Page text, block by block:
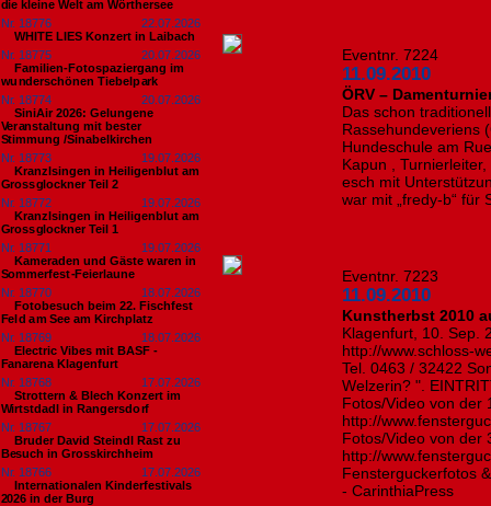
die kleine Welt am Wörthersee
Nr. 18776
22.07.2026
WHITE LIES Konzert in Laibach
Nr. 18775
20.07.2026
Familien-Fotospaziergang im
wunderschönen Tiebelpark
Nr. 18774
20.07.2026
SiniAir 2026: Gelungene
Veranstaltung mit bester
Stimmung /Sinabelkirchen
Nr. 18773
19.07.2026
Kranzlsingen in Heiligenblut am
Grossglockner Teil 2
Nr. 18772
19.07.2026
Kranzlsingen in Heiligenblut am
Grossglockner Teil 1
Nr. 18771
19.07.2026
Kameraden und Gäste waren in
Sommerfest-Feierlaune
Nr. 18770
18.07.2026
Fotobesuch beim 22. Fischfest
Feld am See am Kirchplatz
Nr. 18769
18.07.2026
Electric Vibes mit BASF -
Fanarena Klagenfurt
Nr. 18768
17.07.2026
Strottern & Blech Konzert im
Wirtstdadl in Rangersdorf
Nr. 18767
17.07.2026
Bruder David Steindl Rast zu
Besuch in Grosskirchheim
Nr. 18766
17.07.2026
Internationalen Kinderfestivals
2026 in der Burg
Eventnr. 7224
11.09.2010
ÖRV –
Das schon
Rassehundeveriens
Hundeschule am
Kapun ,
esch mit
war mit „fredy-b“ für
Eventnr. 7223
11.09.2010
Kunstherbst 2010
Klagenfurt, 10. Sep.
http://www.schloss-
Tel. 0463 / 32422
Welzerin? ".
Fotos/Video von der
http://
Fotos/Video von der
http://
Fensterguckerfotos
- CarinthiaPress